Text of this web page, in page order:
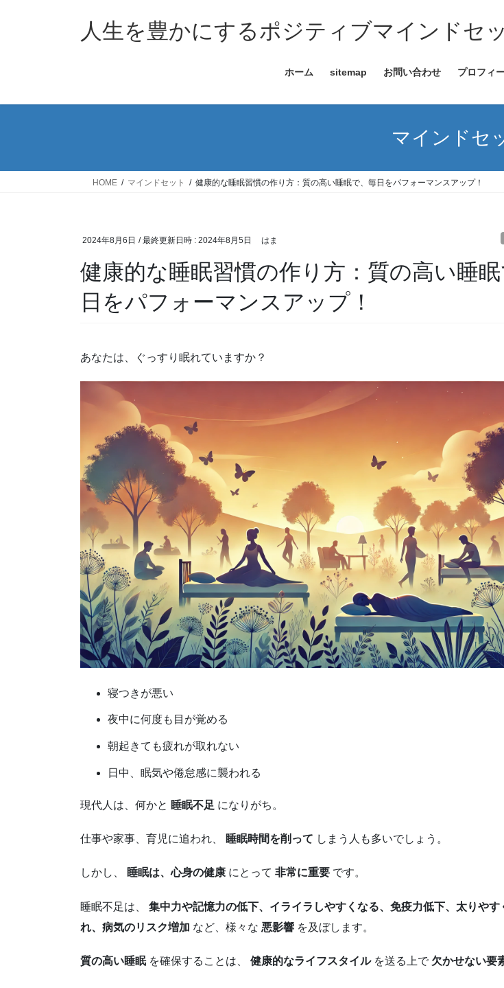
ス
ン
人生を豊かにするポジティブマインドセ
ホーム sitemap お問い合わせ プロフィ
マインドセ
HOME マインドセット 健康的な睡眠習慣の作り方：質の高い睡眠で、毎日をパフォーマンスアップ！
2024年8月6日 / 最終更新日時 : 2024年8月5日 はま
健康的な睡眠習慣の作り方：質の高い睡
日をパフォーマンスアップ！
あなたは、ぐっすり眠れていますか？
寝つきが悪い
夜中に何度も目が覚める
朝起きても疲れが取れない
日中、眠気や倦怠感に襲われる
現代人は、何かと 睡眠不足 になりがち。
仕事や家事、育児に追われ、 睡眠時間を削って しまう人も多いでしょう。
しかし、 睡眠は、心身の健康 にとって 非常に重要 です。
睡眠不足は、 集中力や記憶力の低下、イライラしやすくなる、免疫力低下、太りやす
れ、病気のリスク増加 など、様々な 悪影響 を及ぼします。
質の高い睡眠を確保することは、 健康的なライフスタイルを送る上で 欠かせない要